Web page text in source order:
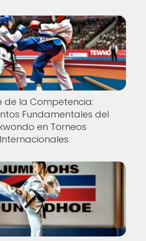
de la Competencia:
Fundamentales del
en Torneos
Internacionales